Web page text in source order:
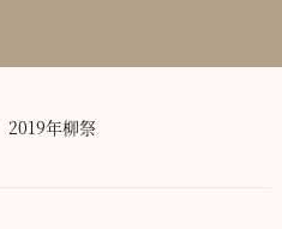
2019年柳祭